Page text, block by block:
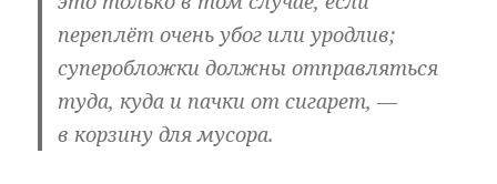
переплёт очень убог или уродлив;
суперобложки должны отправляться
туда, куда и пачки от сигарет, —
в корзину для мусора.